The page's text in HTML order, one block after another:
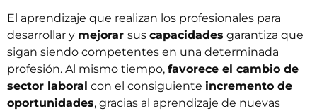
El aprendizaje que realizan los profesionales para
desarrollar y mejorar sus capacidades garantiza que
sigan siendo competentes en una determinada
profesión. Al mismo tiempo, favorece el cambio de
sector laboral con el consiguiente incremento de
oportunidades, gracias al aprendizaje de nuevas